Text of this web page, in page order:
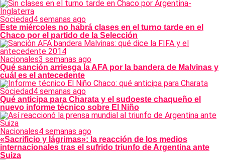
Sociedad4 semanas ago
Este miércoles no habrá clases en el turno tarde en el
Chaco por el partido de la Selección
Nacionales3 semanas ago
Qué sanción arriesga la AFA por la bandera de Malvinas y
cuál es el antecedente
Sociedad4 semanas ago
Qué anticipa para Charata y el sudoeste chaqueño el
nuevo informe técnico sobre El Niño
Nacionales4 semanas ago
«Sacrificio y lágrimas»: la reacción de los medios
internacionales tras el sufrido triunfo de Argentina ante
Suiza